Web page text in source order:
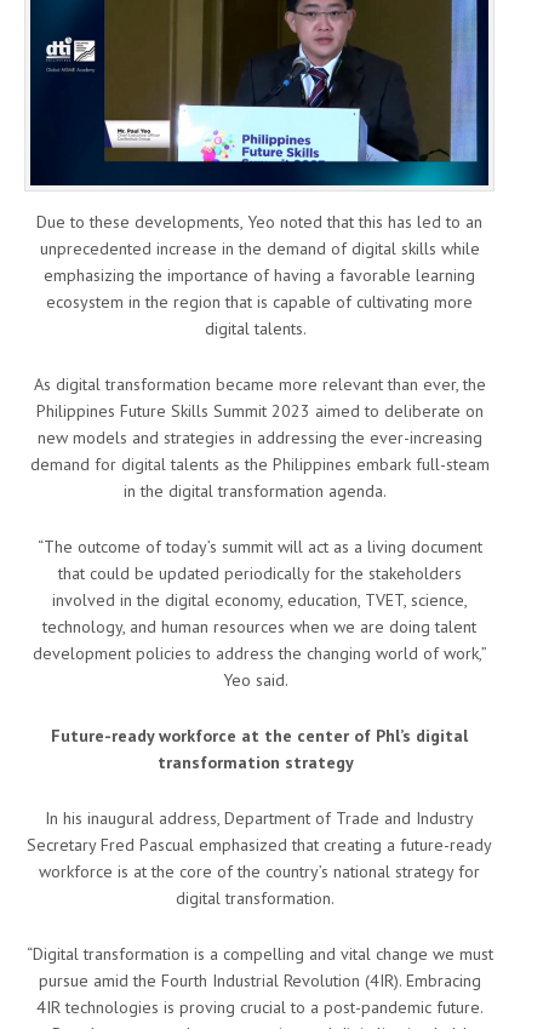
Due to these developments, Yeo noted that this has led to an
unprecedented increase in the demand of digital skills while
emphasizing the importance of having a favorable learning
ecosystem in the region that is capable of cultivating more
digital talents.
As digital transformation became more relevant than ever, the
Philippines Future Skills Summit 2023 aimed to deliberate on
new models and strategies in addressing the ever-increasing
demand for digital talents as the Philippines embark full-steam
in the digital transformation agenda.
“The outcome of today’s summit will act as a living document
that could be updated periodically for the stakeholders
involved in the digital economy, education, TVET, science,
technology, and human resources when we are doing talent
development policies to address the changing world of work,”
Yeo said.
Future-ready workforce at the center of Phl’s digital
transformation strategy
In his inaugural address, Department of Trade and Industry
Secretary Fred Pascual emphasized that creating a future-ready
workforce is at the core of the country’s national strategy for
digital transformation.
“Digital transformation is a compelling and vital change we must
pursue amid the Fourth Industrial Revolution (4IR). Embracing
4IR technologies is proving crucial to a post-pandemic future.